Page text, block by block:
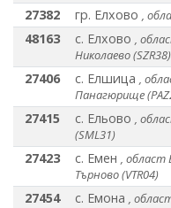
27382 гр. Елхово ,
48163 с. Елхово ,
Николаево (SZR38)
27406 с. Елшица ,
Панагюрище
27415 с. Ельово ,
(SML31)
27423 с. Емен , област
Търново (VTR04)
27454 с. Емона ,